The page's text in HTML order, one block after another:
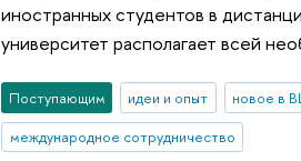
иностранных студентов в
университет располагает всей
Поступающим идеи и опыт новое в
международное сотрудничество